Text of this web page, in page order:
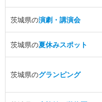
茨城県の演劇・講演会
茨城県の夏休みスポット
茨城県のグランピング